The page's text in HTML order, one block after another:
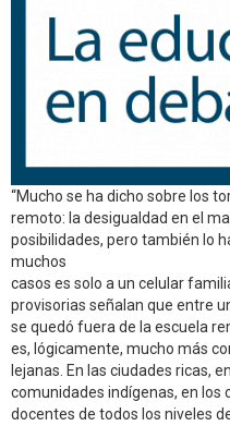
“Mucho se ha dicho sobre los
remoto: la desigualdad en el
posibilidades, pero también lo
muchos
casos es solo a un celular
provisorias señalan que entre
se quedó fuera de la escuela
es, lógicamente, mucho más
lejanas. En las ciudades ricas,
comunidades indígenas, en los
docentes de todos los niveles